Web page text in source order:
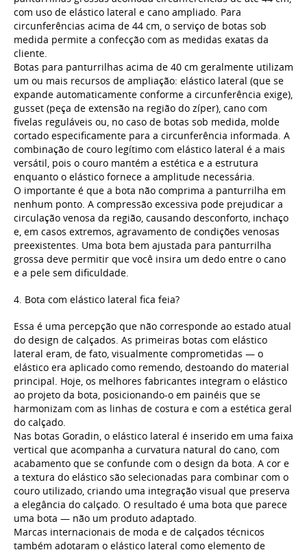
com uso de elástico lateral e cano ampliado. Para
circunferências acima de 44 cm, o serviço de botas sob
medida permite a confecção com as medidas exatas da
cliente.
Botas para panturrilhas acima de 40 cm geralmente utilizam
um ou mais recursos de ampliação: elástico lateral (que se
expande automaticamente conforme a circunferência exige),
gusset (peça de extensão na região do zíper), cano com
fivelas reguláveis ou, no caso de botas sob medida, molde
cortado especificamente para a circunferência informada. A
combinação de couro legítimo com elástico lateral é a mais
versátil, pois o couro mantém a estética e a estrutura
enquanto o elástico fornece a amplitude necessária.
O importante é que a bota não comprima a panturrilha em
nenhum ponto. A compressão excessiva pode prejudicar a
circulação venosa da região, causando desconforto, inchaço
e, em casos extremos, agravamento de condições venosas
preexistentes. Uma bota bem ajustada para panturrilha
grossa deve permitir que você insira um dedo entre o cano
e a pele sem dificuldade.
4. Bota com elástico lateral fica feia?
Essa é uma percepção que não corresponde ao estado atual
do design de calçados. As primeiras botas com elástico
lateral eram, de fato, visualmente comprometidas — o
elástico era aplicado como remendo, destoando do material
principal. Hoje, os melhores fabricantes integram o elástico
ao projeto da bota, posicionando-o em painéis que se
harmonizam com as linhas de costura e com a estética geral
do calçado.
Nas botas Goradin, o elástico lateral é inserido em uma faixa
vertical que acompanha a curvatura natural do cano, com
acabamento que se confunde com o design da bota. A cor e
a textura do elástico são selecionadas para combinar com o
couro utilizado, criando uma integração visual que preserva
a elegância do calçado. O resultado é uma bota que parece
uma bota — não um produto adaptado.
Marcas internacionais de moda e de calçados técnicos
também adotaram o elástico lateral como elemento de